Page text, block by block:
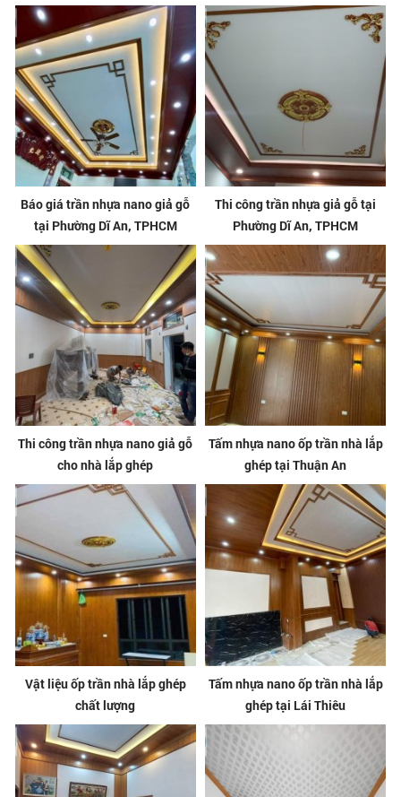
Báo giá trần nhựa nano giả gỗ
tại Phường Dĩ An, TPHCM
Thi công trần nhựa giả gỗ tại
Phường Dĩ An, TPHCM
Thi công trần nhựa nano giả gỗ
cho nhà lắp ghép
Tấm nhựa nano ốp trần nhà lắp
ghép tại Thuận An
Vật liệu ốp trần nhà lắp ghép
chất lượng
Tấm nhựa nano ốp trần nhà lắp
ghép tại Lái Thiêu